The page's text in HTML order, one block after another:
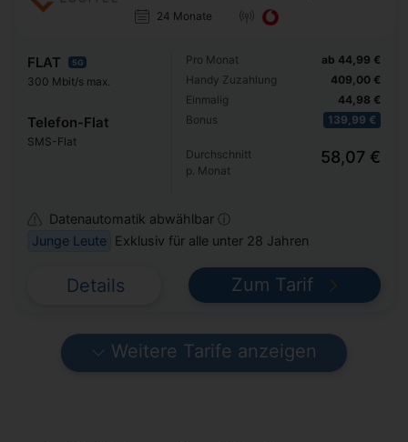
24 Monate
FLAT 5G
300 Mbit/s max.
Telefon-Flat
SMS-Flat
Pro Monat
Handy Zuzahlung
Einmalig
Bonus
ab 44,99 €
409,00 €
44,98 €
139,99 €
Durchschnitt
p. Monat
58,07 €
Datenautomatik abwählbar ⓘ
Junge Leute
Exklusiv für alle unter 28 Jahren
Details Zum Tarif
Weitere Tarife anzeigen